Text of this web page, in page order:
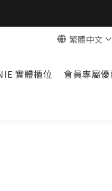
繁體中文
實體櫃位 會員專屬優